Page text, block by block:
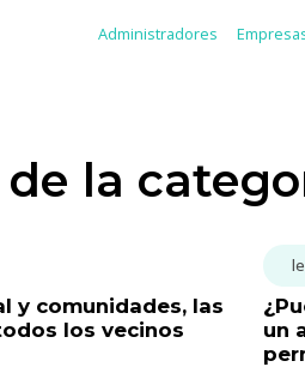
Administradores
de la
y comunidades, las
los vecinos
un